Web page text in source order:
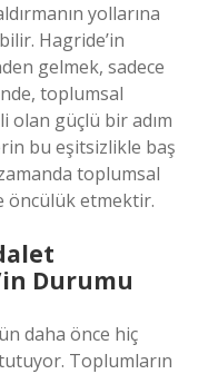
yollarına
Hagride’in
gelmek, sadece
toplumsal
olan güçlü bir adım
bu eşitsizlikle baş
toplumsal
öncülük etmektir.
Durumu
daha önce hiç
Toplumların